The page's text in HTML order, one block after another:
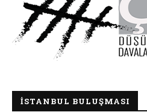
İSTANBUL BULUŞMASI